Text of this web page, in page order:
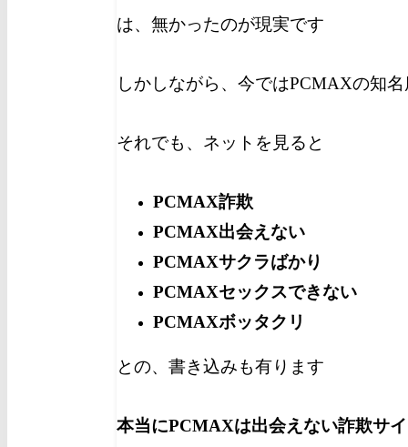
は、無かったのが現実です
しかしながら、今ではPCMAXの知
それでも、ネットを見ると
PCMAX詐欺
PCMAX出会えない
PCMAXサクラばかり
PCMAXセックスできない
PCMAXボッタクリ
との、書き込みも有ります
本当にPCMAXは出会えない詐欺サ